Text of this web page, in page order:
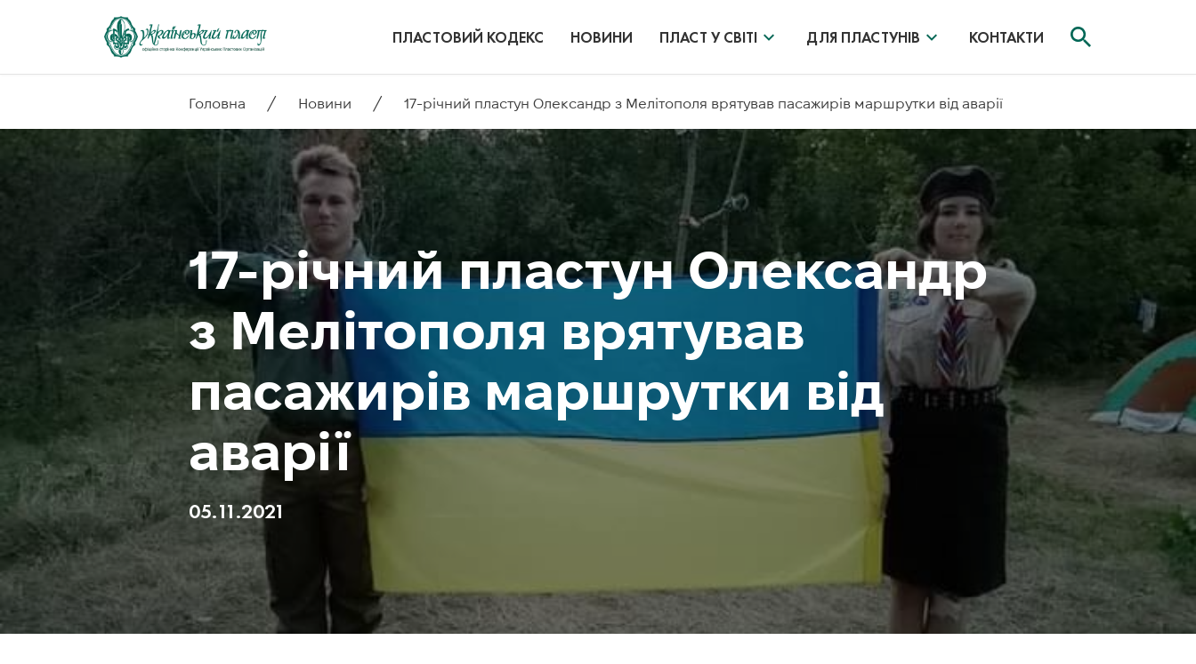
ПЛАСТОВИЙ КОДЕКС НОВИНИ ПЛАСТ У СВІТІ ДЛЯ ПЛАСТУНІВ КОНТАКТИ
Головна / Новини / 17-річний пластун Олександр з Мелітополя врятував пасажирів маршрутки від аварії
17-річний пластун Олександр
з Мелітополя врятував
пасажирів маршрутки від
аварії
05.11.2021